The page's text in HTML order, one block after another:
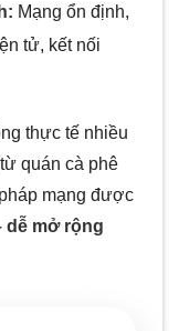
Mạng ổn định,
tử, kết nối
thực tế nhiều
quán cà phê
mạng được
dễ mở rộng